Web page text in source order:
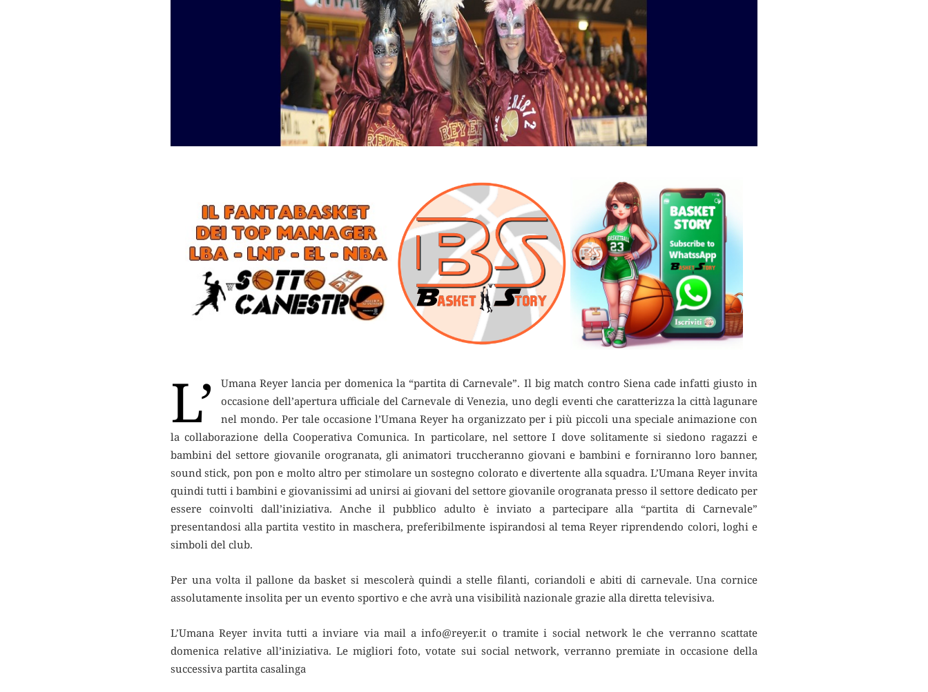
L’ Umana Reyer lancia per domenica la “partita di Carnevale”. Il big match contro Siena cade infatti giusto in
occasione dell’apertura ufficiale del Carnevale di Venezia, uno degli eventi che caratterizza la città lagunare
nel mondo. Per tale occasione l’Umana Reyer ha organizzato per i più piccoli una speciale animazione con
la collaborazione della Cooperativa Comunica. In particolare, nel settore I dove solitamente si siedono ragazzi e
bambini del settore giovanile orogranata, gli animatori truccheranno giovani e bambini e forniranno loro banner,
sound stick, pon pon e molto altro per stimolare un sostegno colorato e divertente alla squadra. L’Umana Reyer invita
quindi tutti i bambini e giovanissimi ad unirsi ai giovani del settore giovanile orogranata presso il settore dedicato per
essere coinvolti dall’iniziativa. Anche il pubblico adulto è inviato a partecipare alla “partita di Carnevale”
presentandosi alla partita vestito in maschera, preferibilmente ispirandosi al tema Reyer riprendendo colori, loghi e
simboli del club.
Per una volta il pallone da basket si mescolerà quindi a stelle filanti, coriandoli e abiti di carnevale. Una cornice
assolutamente insolita per un evento sportivo e che avrà una visibilità nazionale grazie alla diretta televisiva.
L’Umana Reyer invita tutti a inviare via mail a info@reyer.it o tramite i social network le che verranno scattate
domenica relative all’iniziativa. Le migliori foto, votate sui social network, verranno premiate in occasione della
successiva partita casalinga